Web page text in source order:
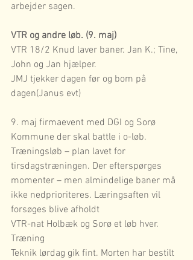
arbejder sagen.
VTR og andre løb. (9. maj)
VTR 18/2 Knud laver baner. Jan K.; Tine,
John og Jan hjælper.
JMJ tjekker dagen før og bom på
dagen(Janus evt)
9. maj firmaevent med DGI og Sorø
Kommune der skal battle i o-løb.
Træningsløb – plan lavet for
tirsdagstræningen. Der efterspørges
momenter – men almindelige baner må
ikke nedprioriteres. Læringsaften vil
forsøges blive afholdt
VTR-nat Holbæk og Sorø et løb hver.
Træning
Teknik lørdag gik fint. Morten har bestilt